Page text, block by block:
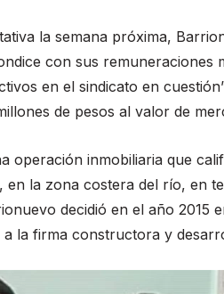
la semana próxima,
con sus remuneraciones
en el sindicato en
de pesos al valor de
operación inmobiliaria que
la zona costera del río, en
decidió en el año 2015
la firma constructora y